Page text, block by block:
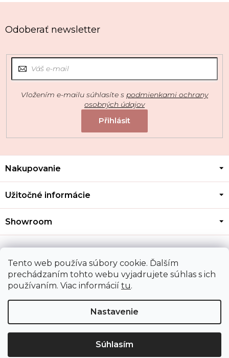
Tento web používa súbory cookie. Ďalším
prechádzaním tohto webu vyjadrujete súhlas s ich
používaním. Viac informácií tu.
Nastavenie
Súhlasím
Odoberať newsletter
Vložením e-mailu súhlasíte s podmienkami ochrany
osobných údajov
Z
p
t
Nakupovanie
Užitočné informácie
Showroom
Kontakt
Upraviť nastavenie cookies